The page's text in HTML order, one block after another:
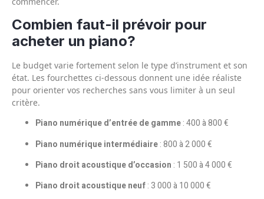
Combien faut-il prévoir pour
acheter un piano?
Le budget varie fortement selon le type d’instrument et son
état. Les fourchettes ci-dessous donnent une idée réaliste
pour orienter vos recherches sans vous limiter à un seul
critère.
Piano numérique d’entrée de gamme: 400 à 800 €
Piano numérique intermédiaire: 800 à 2 000 €
Piano droit acoustique d’occasion : 1 500 à 4 000 €
Piano droit acoustique neuf: 3 000 à 10 000 €